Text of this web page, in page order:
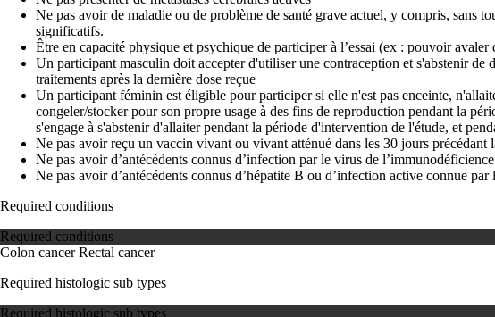
Ne pas avoir de maladie ou de problème de santé grave actuel, y compris,
significatifs.
Être en capacité physique et psychique de participer à l’essai (ex : pouvoir avaler
Un participant masculin doit accepter d'utiliser une contraception et s'abstenir de
traitements après la dernière dose reçue
Un participant féminin est éligible pour participer si elle n'est pas enceinte,
congeler/stocker pour son propre usage à des fins de reproduction pendant la
s'engage à s'abstenir d'allaiter pendant la période d'intervention de l'étude, et
Ne pas avoir reçu un vaccin vivant ou vivant atténué dans les 30 jours précédant
Ne pas avoir d’antécédents connus d’infection par le virus de
Ne pas avoir d’antécédents connus d’hépatite B ou d’infection active connue par
Required conditions
Required conditions
Colon cancerRectal cancer
Required histologic sub types
Required histologic sub types